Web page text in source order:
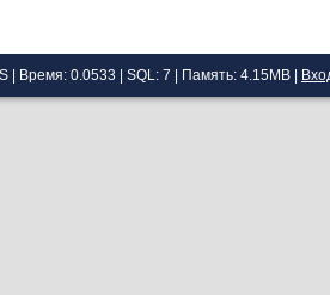
| Время: 0.0533 | SQL: 7 | Память: 4.15MB